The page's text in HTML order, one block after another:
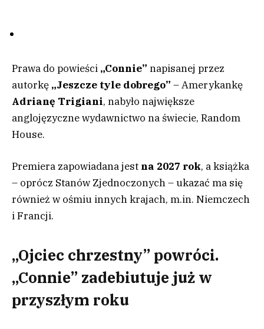
Prawa do powieści „Connie” napisanej przez
autorkę „Jeszcze tyle dobrego” – Amerykankę
Adrianę Trigiani, nabyło największe
anglojęzyczne wydawnictwo na świecie, Random
House.
Premiera zapowiadana jest na 2027 rok, a książka
– oprócz Stanów Zjednoczonych – ukazać ma się
również w ośmiu innych krajach, m.in. Niemczech
i Francji.
„Ojciec chrzestny” powróci.
„Connie” zadebiutuje już w
przyszłym roku